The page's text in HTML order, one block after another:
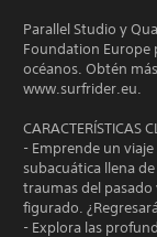
Parallel Studio y
Foundation Europe
océanos. Obtén
www.surfrider.eu.
CARACTERÍSTICAS
- Emprende un
subacuática llena
traumas del
figurado.
- Explora las